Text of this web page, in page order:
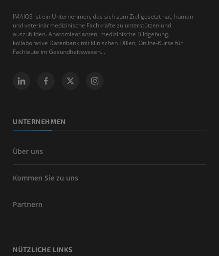
IMAIOS ist ein Unternehmen, das sich zum Ziel gesetzt hat, human-
und veterinärmedizinische Fachkräfte zu unterstützen und
auszubilden. Anatomieatlanten, medizinische Bildgebung,
kollaborative Datenbank mit klinischen Fällen, Online-Kurse für
Fachleute im Gesundheitswesen...
UNTERNEHMEN
Über uns
Kommen Sie zu uns
Partnern
NÜTZLICHE LINKS